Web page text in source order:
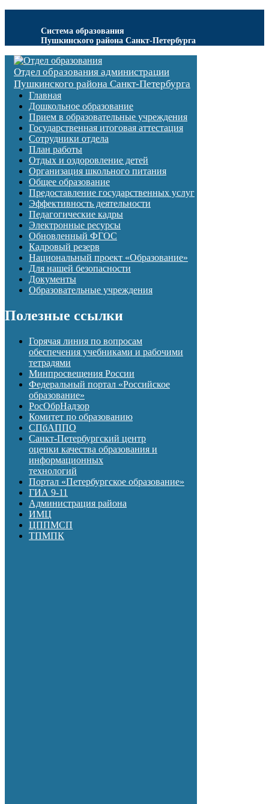
Система образования
Пушкинского района Санкт-Петербурга
Отдел образования администрации
Пушкинского района Санкт-Петербурга
Главная
Дошкольное образование
Прием в образовательные учреждения
Государственная итоговая аттестация
Сотрудники отдела
План работы
Отдых и оздоровление детей
Организация школьного питания
Общее образование
Предоставление государственных услуг
Эффективность деятельности
Педагогические кадры
Электронные ресурсы
Обновленный ФГОС
Кадровый резерв
Национальный проект «Образование»
Для нашей безопасности
Документы
Образовательные учреждения
Полезные ссылки
Горячая линия по вопросам
обеспечения учебниками и рабочими
тетрадями
Минпросвещения России
Федеральный портал «Российское
образование»
РосОбрНадзор
Комитет по образованию
СПбАППО
Санкт-Петербургский центр
оценки качества образования и
информационных
технологий
Портал «Петербургское образование»
ГИА 9-11
Администрация района
ИМЦ
ЦППМСП
ТПМПК